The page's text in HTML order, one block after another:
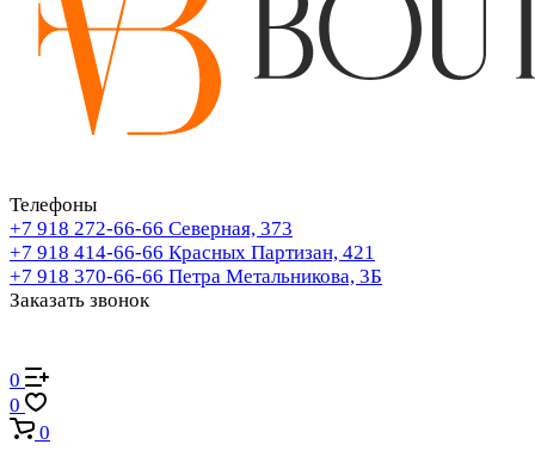
Телефоны
+7 918 272-66-66 Северная, 373
+7 918 414-66-66 Красных Партизан, 421
+7 918 370-66-66 Петра Метальникова, 3Б
Заказать звонок
0
0
0